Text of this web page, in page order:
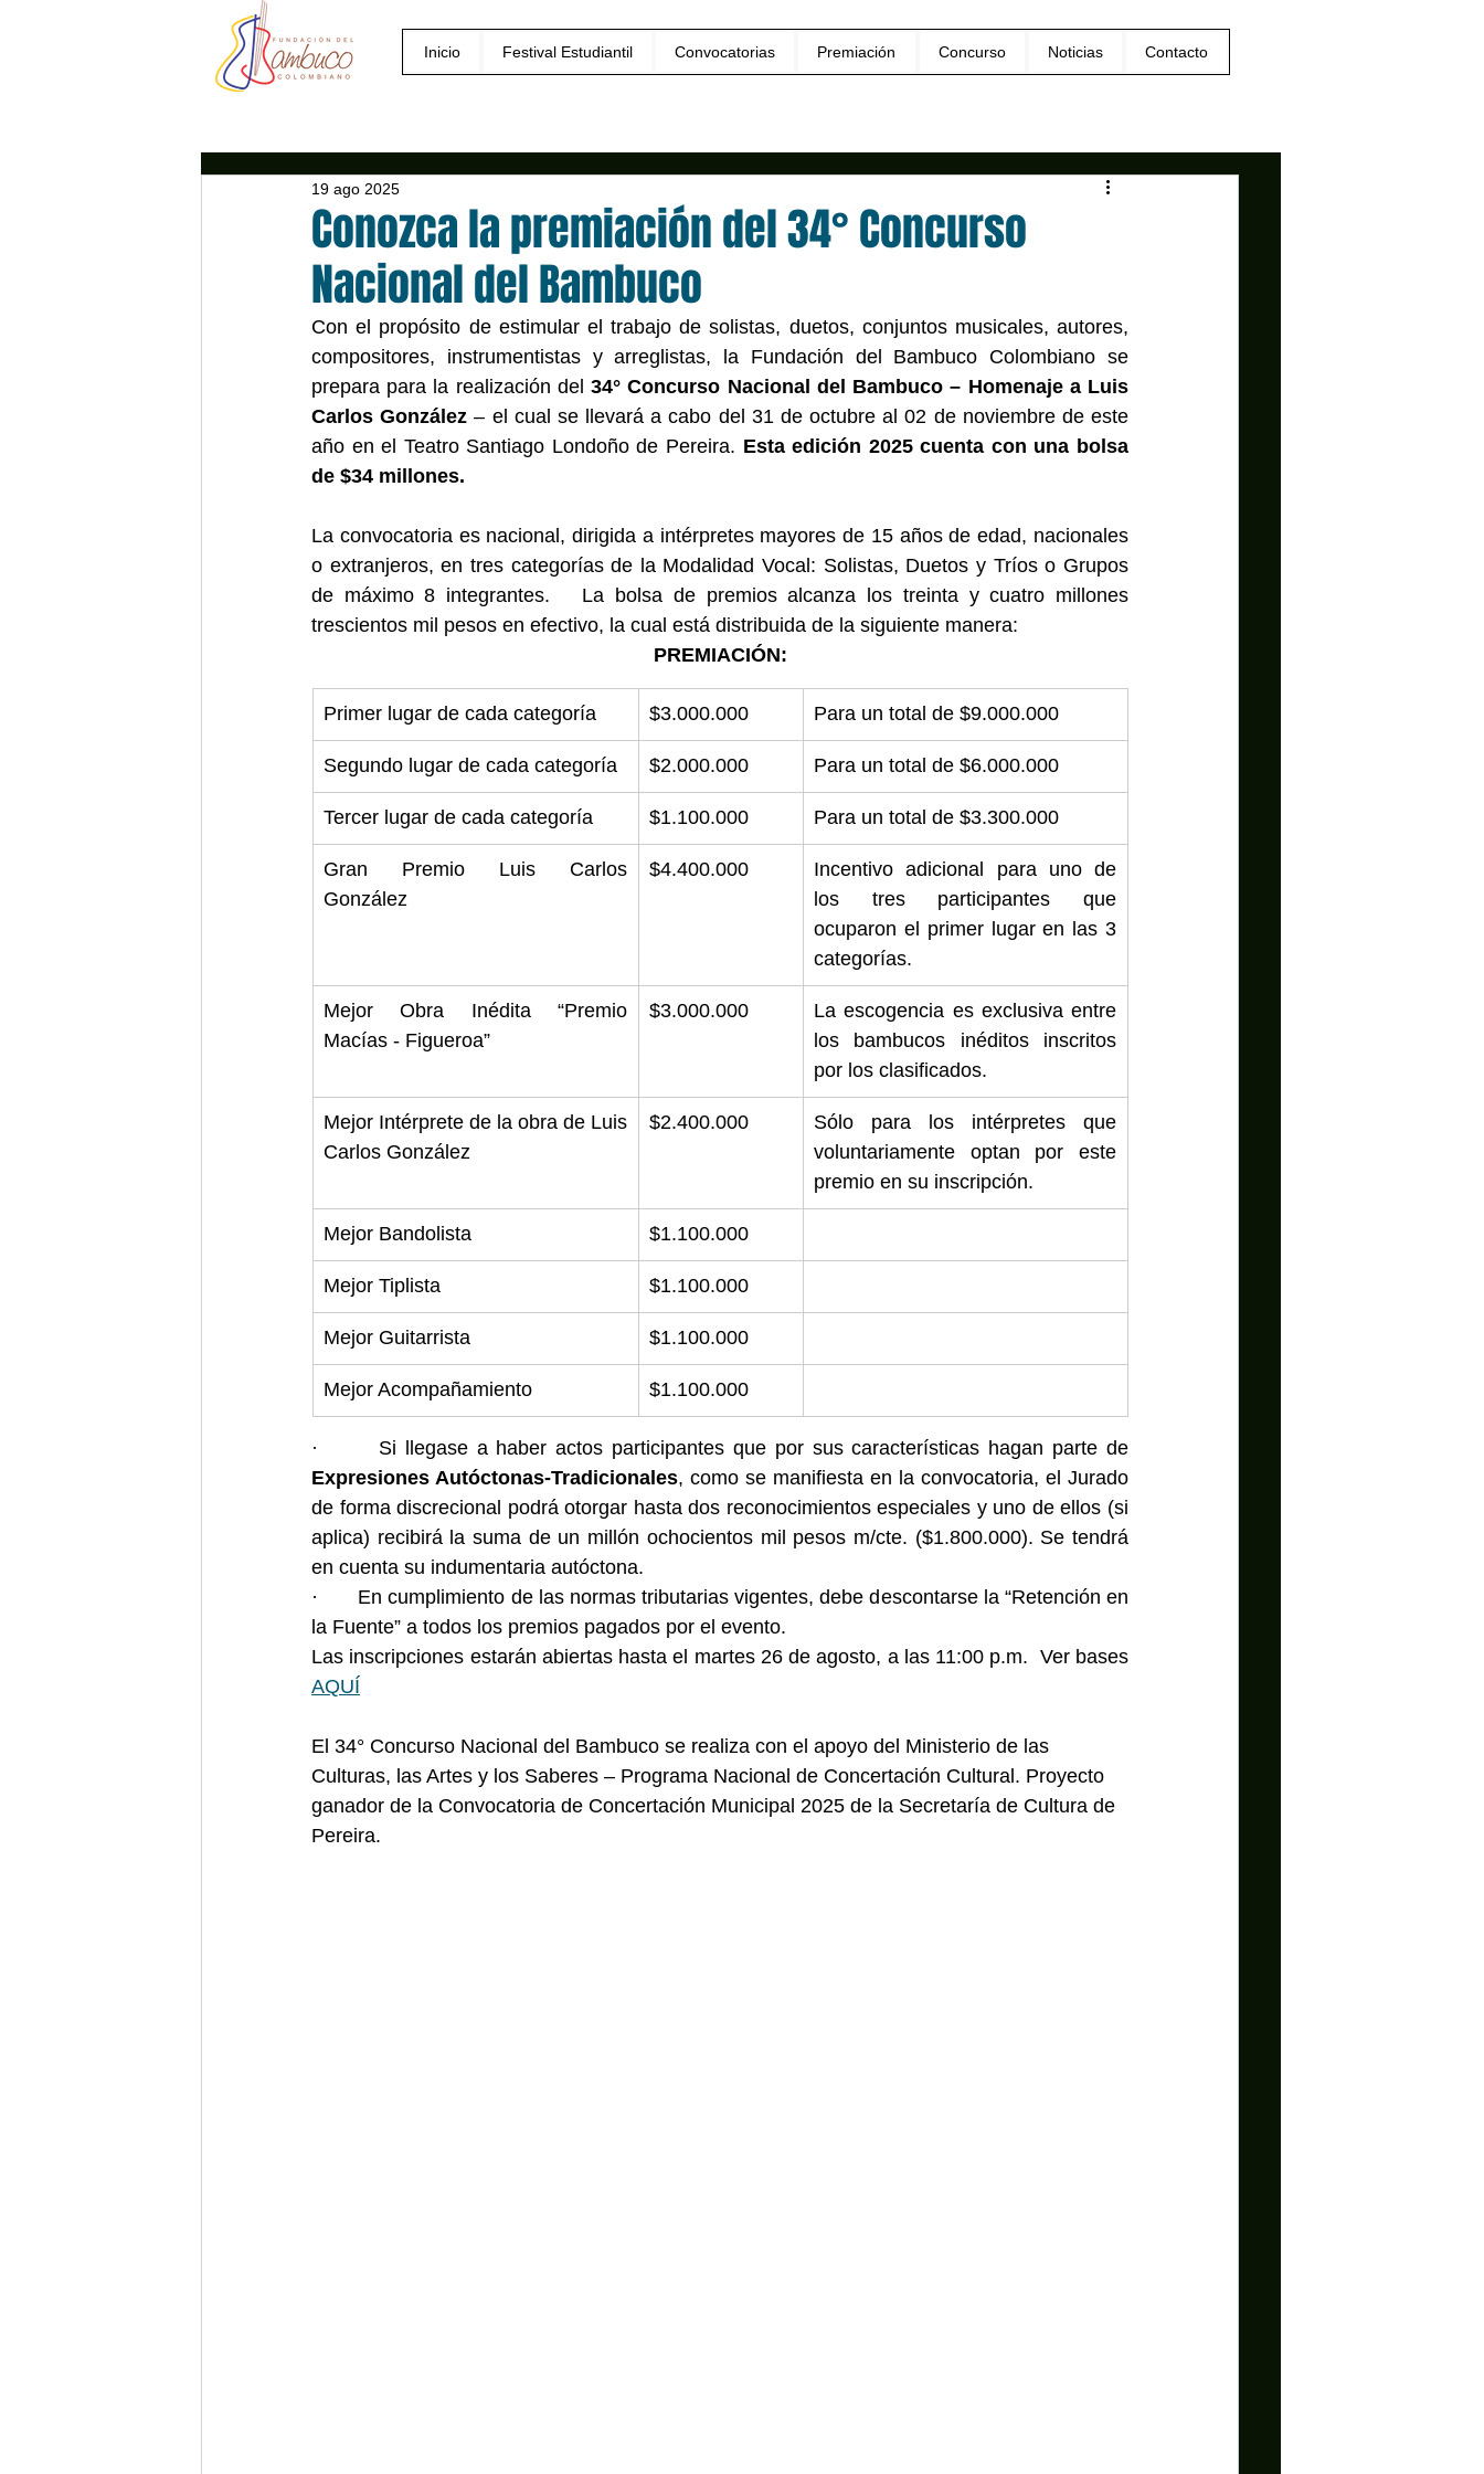
Inicio Festival Estudiantil Convocatorias Premiación Concurso Noticias Contacto
Conozca la premiación del 34° Concurso
Nacional del Bambuco
19 ago 2025
Con el propósito de estimular el trabajo de solistas, duetos, conjuntos musicales, autores,
compositores, instrumentistas y arreglistas, la Fundación del Bambuco Colombiano se
prepara para la realización del 34° Concurso Nacional del Bambuco – Homenaje a Luis
Carlos González – el cual se llevará a cabo del 31 de octubre al 02 de noviembre de este
año en el Teatro Santiago Londoño de Pereira. Esta edición 2025 cuenta con una bolsa
de $34 millones.
La convocatoria es nacional, dirigida a intérpretes mayores de 15 años de edad, nacionales
o extranjeros, en tres categorías de la Modalidad Vocal: Solistas, Duetos y Tríos o Grupos
de máximo 8 integrantes.   La bolsa de premios alcanza los treinta y cuatro millones
trescientos mil pesos en efectivo, la cual está distribuida de la siguiente manera:
PREMIACIÓN:
Primer lugar de cada categoría $3.000.000 Para un total de $9.000.000
Segundo lugar de cada categoría $2.000.000 Para un total de $6.000.000
Tercer lugar de cada categoría $1.100.000 Para un total de $3.300.000
Gran Premio Luis Carlos
González
$4.400.000
Incentivo adicional para uno de
los tres participantes que
ocuparon el primer lugar en las 3
categorías.
Mejor Obra Inédita “Premio
Macías - Figueroa”
$3.000.000
La escogencia es exclusiva entre
los bambucos inéditos inscritos
por los clasificados.
Mejor Intérprete de la obra de Luis
Carlos González
$2.400.000
Sólo para los intérpretes que
voluntariamente optan por este
premio en su inscripción.
Mejor Bandolista $1.100.000
Mejor Tiplista $1.100.000
Mejor Guitarrista $1.100.000
Mejor Acompañamiento $1.100.000
Expresiones Autóctonas-Tradicionales, como se manifiesta en la convocatoria, el Jurado
de forma discrecional podrá otorgar hasta dos reconocimientos especiales y uno de ellos (si
aplica) recibirá la suma de un millón ochocientos mil pesos m/cte. ($1.800.000). Se tendrá
en cuenta su indumentaria autóctona.
·       En cumplimiento de las normas tributarias vigentes, debe descontarse la “Retención en
la Fuente” a todos los premios pagados por el evento.
AQUÍ
El 34° Concurso Nacional del Bambuco se realiza con el apoyo del Ministerio de las
Culturas, las Artes y los Saberes – Programa Nacional de Concertación Cultural. Proyecto
ganador de la Convocatoria de Concertación Municipal 2025 de la Secretaría de Cultura de
Pereira.